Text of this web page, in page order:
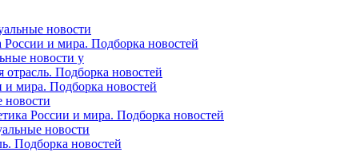
новости
России и мира. Подборка новостей
новости у
отрасль. Подборка новостей
и мира. Подборка новостей
новости
России и мира. Подборка новостей
новости
Подборка новостей